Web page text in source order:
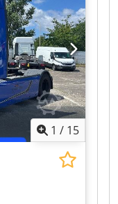
1 / 15